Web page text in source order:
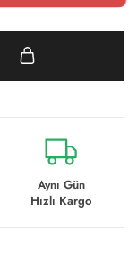
Aynı Gün
Hızlı Kargo